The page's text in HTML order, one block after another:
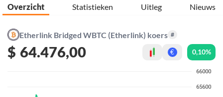
Overzicht Statistieken Uitleg Nieuws
Etherlink Bridged WBTC (Etherlink) koers #
$ 64.476,00 € 0,10%